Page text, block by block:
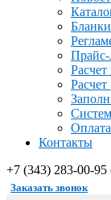
Бланки
Прайс-
Оплата
Контакты
+7 (343) 283-00-95
Заказать звонок